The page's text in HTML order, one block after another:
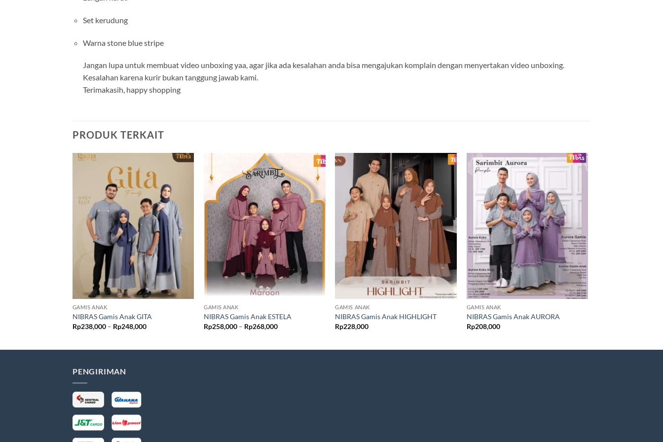
Set kerudung
Warna stone blue stripe
Jangan lupa untuk membuat video unboxing yaa, agar jika ada kesalahan anda bisa mengajukan komplain dengan menyertakan video unboxing.
Kesalahan karena kurir bukan tanggung jawab kami.
Terimakasih, happy shopping ️️
PRODUK TERKAIT
GAMIS ANAK
NIBRAS Gamis Anak GITA
Rp238,000 – Rp248,000Rentang
GAMIS ANAK
NIBRAS Gamis Anak ESTELA
Rp258,000 – Rp268,000Rentang
GAMIS ANAK
NIBRAS Gamis Anak HIGHLIGHT
Rp228,000
GAMIS ANAK
NIBRAS Gamis Anak AURORA
Rp208,000
PENGIRIMAN